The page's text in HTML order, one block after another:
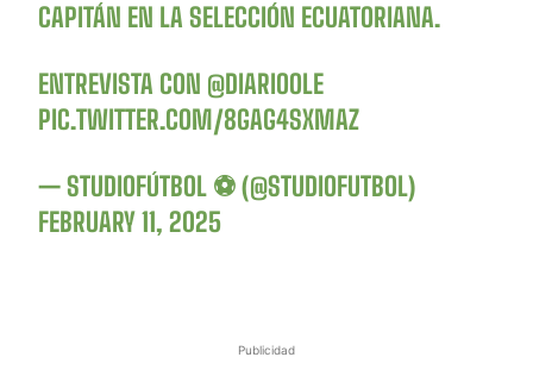
Publicidad
CAPITÁN EN LA SELECCIÓN ECUATORIANA.
ENTREVISTA CON @DIARIOOLE
PIC.TWITTER.COM/8GAG4SXMAZ
— STUDIOFÚTBOL ⚽ (@STUDIOFUTBOL)
FEBRUARY 11, 2025